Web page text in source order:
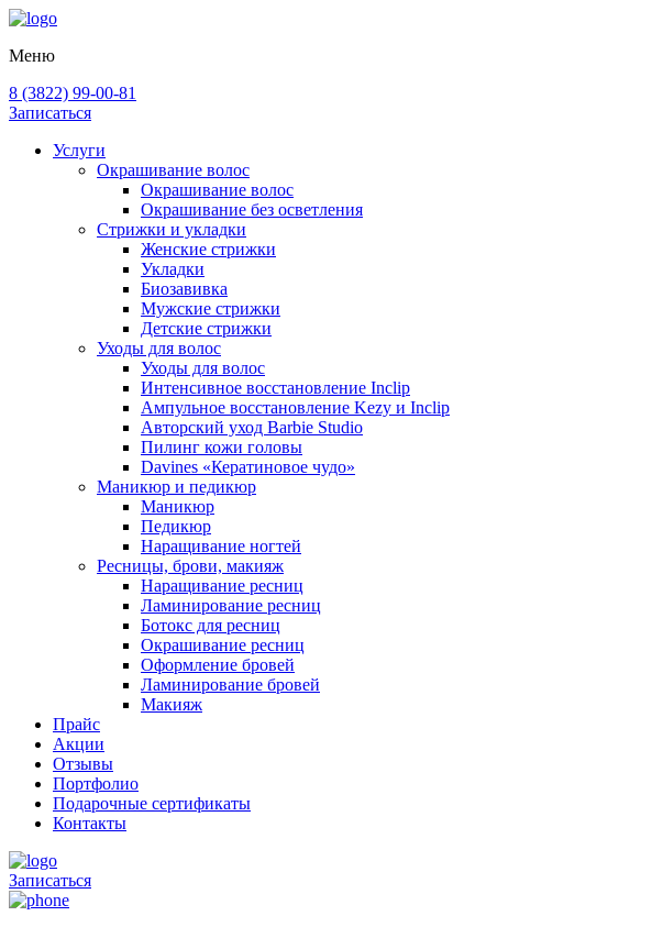
Меню
8 (3822) 99-00-81
Записаться
Услуги
Окрашивание волос
Окрашивание волос
Окрашивание без осветления
Стрижки и укладки
Женские стрижки
Укладки
Биозавивка
Мужские стрижки
Детские стрижки
Уходы для волос
Уходы для волос
Интенсивное восстановление Inclip
Ампульное восстановление Kezy и Inclip
Авторский уход Barbie Studio
Пилинг кожи головы
Davines «Кератиновое чудо»
Маникюр и педикюр
Маникюр
Педикюр
Наращивание ногтей
Ресницы, брови, макияж
Наращивание ресниц
Ламинирование ресниц
Ботокс для ресниц
Окрашивание ресниц
Оформление бровей
Ламинирование бровей
Макияж
Прайс
Акции
Отзывы
Портфолио
Подарочные сертификаты
Контакты
Записаться